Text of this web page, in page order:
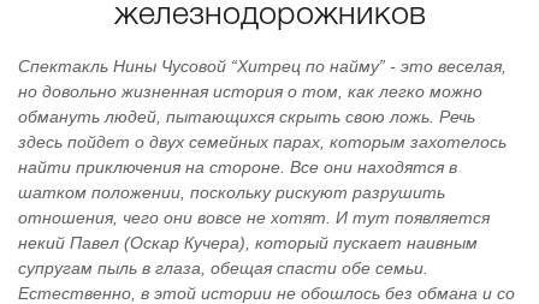
железнодорожников
Спектакль Нины Чусовой “Хитрец по найму” - это веселая,
но довольно жизненная история о том, как легко можно
обмануть людей, пытающихся скрыть свою ложь. Речь
здесь пойдет о двух семейных парах, которым захотелось
найти приключения на стороне. Все они находятся в
шатком положении, поскольку рискуют разрушить
отношения, чего они вовсе не хотят. И тут появляется
некий Павел (Оскар Кучера), который пускает наивным
супругам пыль в глаза, обещая спасти обе семьи.
Естественно, в этой истории не обошлось без обмана и со